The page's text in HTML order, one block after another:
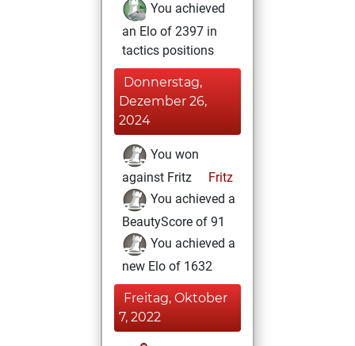
You achieved
an Elo of 2397 in
tactics positions
Donnerstag,
Dezember 26,
2024
You won
against Fritz
Fritz
You achieved a
BeautyScore of 91
You achieved a
new Elo of 1632
Freitag, Oktober
7, 2022